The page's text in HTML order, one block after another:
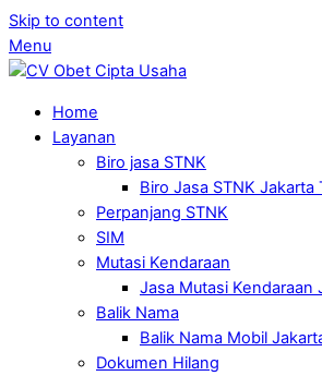
Skip to content
Menu
Home
Layanan
Biro jasa STNK
Biro Jasa STNK Jakarta
Perpanjang STNK
SIM
Mutasi Kendaraan
Jasa Mutasi Kendaraan
Balik Nama
Balik Nama Mobil
Dokumen Hilang